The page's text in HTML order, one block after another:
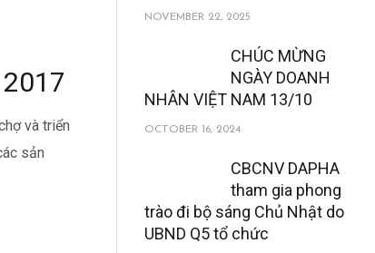
và triển
sản
NOVEMBER 22, 2025
CHÚC MỪNG
NGÀY DOANH
NHÂN VIỆT NAM 13/10
OCTOBER 16, 2024
CBCNV DAPHA
tham gia phong
trào đi bộ sáng Chủ Nhật do
UBND Q5 tổ chức